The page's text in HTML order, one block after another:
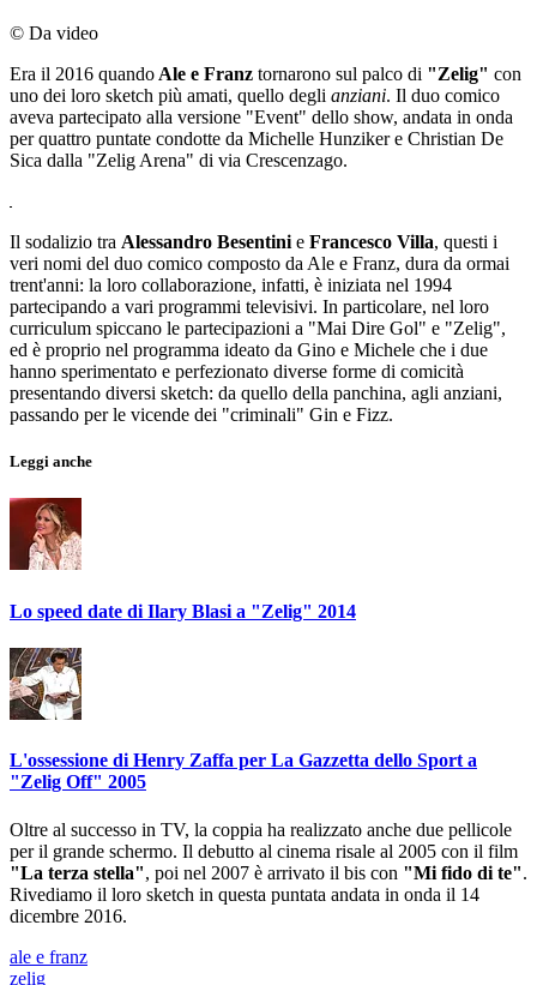
© Da video
Era il 2016 quando Ale e Franz tornarono sul palco di "Zelig" con
uno dei loro sketch più amati, quello degli anziani. Il duo comico
aveva partecipato alla versione "Event" dello show, andata in onda
per quattro puntate condotte da Michelle Hunziker e Christian De
Sica dalla "Zelig Arena" di via Crescenzago.
Il sodalizio tra Alessandro Besentini e Francesco Villa, questi i
veri nomi del duo comico composto da Ale e Franz, dura da ormai
trent'anni: la loro collaborazione, infatti, è iniziata nel 1994
partecipando a vari programmi televisivi. In particolare, nel loro
curriculum spiccano le partecipazioni a "Mai Dire Gol" e "Zelig",
ed è proprio nel programma ideato da Gino e Michele che i due
hanno sperimentato e perfezionato diverse forme di comicità
presentando diversi sketch: da quello della panchina, agli anziani,
passando per le vicende dei "criminali" Gin e Fizz.
Leggi anche
Lo speed date di Ilary Blasi a "Zelig" 2014
L'ossessione di Henry Zaffa per La Gazzetta dello Sport a
"Zelig Off" 2005
Oltre al successo in TV, la coppia ha realizzato anche due pellicole
per il grande schermo. Il debutto al cinema risale al 2005 con il film
"La terza stella", poi nel 2007 è arrivato il bis con "Mi fido di te".
Rivediamo il loro sketch in questa puntata andata in onda il 14
dicembre 2016.
ale e franz
zelig